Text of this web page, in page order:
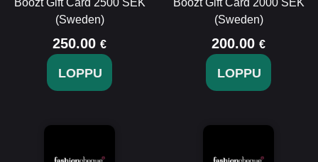
Boozt Gift Card 2500 SEK
(Sweden)
250.00 €
LOPPU
Boozt Gift Card 2000 SEK
(Sweden)
200.00 €
LOPPU